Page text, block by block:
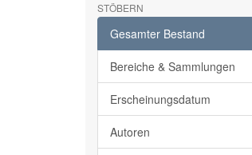
STÖBERN
Gesamter Bestand
Bereiche & Sammlungen
Erscheinungsdatum
Autoren